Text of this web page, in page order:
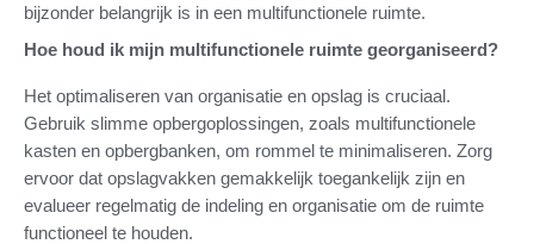
bijzonder belangrijk is in een multifunctionele ruimte.
Hoe houd ik mijn multifunctionele ruimte georganiseerd?
Het optimaliseren van organisatie en opslag is cruciaal.
Gebruik slimme opbergoplossingen, zoals multifunctionele
kasten en opbergbanken, om rommel te minimaliseren. Zorg
ervoor dat opslagvakken gemakkelijk toegankelijk zijn en
evalueer regelmatig de indeling en organisatie om de ruimte
functioneel te houden.